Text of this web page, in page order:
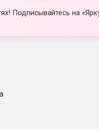
Подписывайтесь на